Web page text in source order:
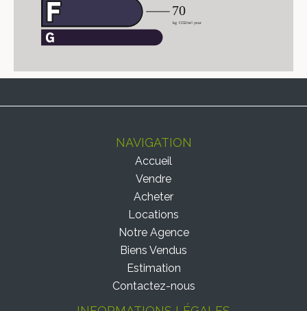
NAVIGATION
Accueil
Vendre
Acheter
Locations
Notre Agence
Biens Vendus
Estimation
Contactez-nous